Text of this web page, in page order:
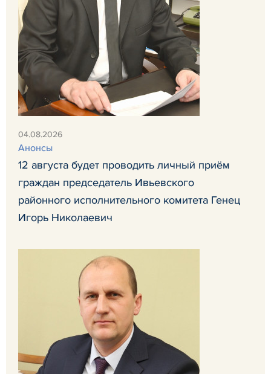
04.08.2026
Анонсы
12 августа будет проводить личный приём
граждан председатель Ивьевского
районного исполнительного комитета Генец
Игорь Николаевич